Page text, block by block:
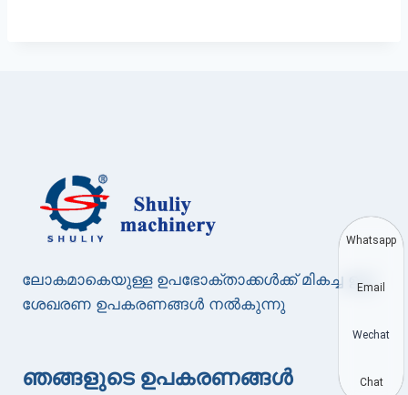
ലോകമാകെയുള്ള ഉപഭോക്താക്കൾക്ക് മികച്ച ഉപ്പ്
ശേഖരണ ഉപകരണങ്ങൾ നൽകുന്നു
ഞങ്ങളുടെ ഉപകരണങ്ങൾ
Whatsapp
Email
Wechat
Chat